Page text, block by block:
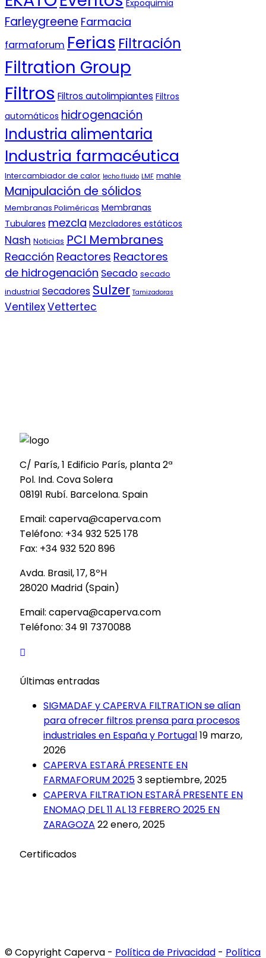
Expoquimia
Farleygreene Farmacia
farmaforum Ferias Filtración
Filtration Group
Filtros Filtros autolimpiantes Filtros
automáticos hidrogenación
Industria alimentaria
Industria farmacéutica
Intercambiador de calor lecho fluido LMF mahle
Manipulación de sólidos
Membranas Poliméricas Membranas
Tubulares mezcla Mezcladores estáticos
Nash Noticias PCI Membranes
Reacción Reactores Reactores
de hidrogenación Secado secado
industrial Secadores Sulzer Tamizadoras
VentilexVettertec
C/ París, 1 Edificio París, planta 2ª
Pol. Ind. Cova Solera
08191 Rubí. Barcelona. Spain
Email: caperva@caperva.com
Teléfono: +34 932 525 178
Fax: +34 932 520 896
Avda. Brasil, 17, 8ºH
28020 Madrid (Spain)
Email: caperva@caperva.com
Teléfono: 34 91 7370088
Últimas entradas
SIGMADAF y CAPERVA FILTRATION se alían
para ofrecer filtros prensa para procesos
industriales en España y Portugal19 marzo,
2026
CAPERVA ESTARÁ PRESENTE EN
FARMAFORUM 20253 septiembre, 2025
CAPERVA FILTRATION ESTARÁ PRESENTE EN
ENOMAQ DEL 11 AL 13 FEBRERO 2025 EN
ZARAGOZA 22 enero, 2025
Certificados
© Copyright Caperva - Política de Privacidad - Política